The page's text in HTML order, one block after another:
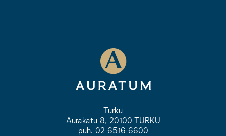
Turku
Aurakatu 8, 20100 TURKU
puh. 02 6516 6600